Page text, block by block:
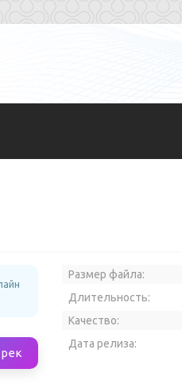
Размер файла:
Длительность:
Качество:
Дата релиза: